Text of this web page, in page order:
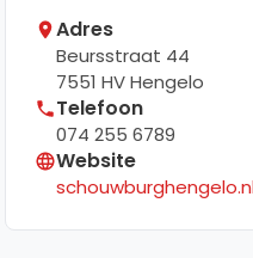
Adres
Beursstraat 44
7551 HVHengelo
Telefoon
074 255 6789
Website